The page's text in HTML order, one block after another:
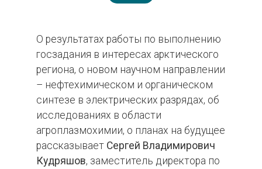
О результатах работы по выполнению
госзадания в интересах арктического
региона, о новом научном направлении
– нефтехимическом и органическом
синтезе в электрических разрядах, об
исследованиях в области
агроплазмохимии, о планах на будущее
рассказывает Сергей Владимирович
Кудряшов, заместитель директора по